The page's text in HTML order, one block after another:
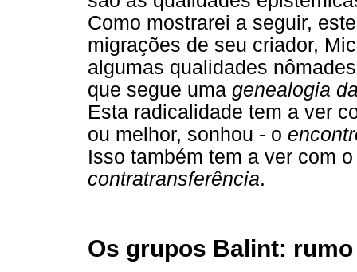
Como mostrarei a seguir,
migrações de seu criador,
algumas qualidades
que segue uma genealogia
Esta radicalidade tem a ver
ou melhor, sonhou - o
Isso também tem a ver com
contratransferência.
Os grupos Balint: